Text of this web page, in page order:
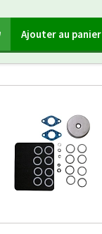
Ajouter au panier